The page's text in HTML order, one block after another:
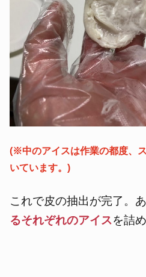
(※中のアイスは作業の都度、
いています。)
これで皮の抽出が完了。
るそれぞれのアイスを詰